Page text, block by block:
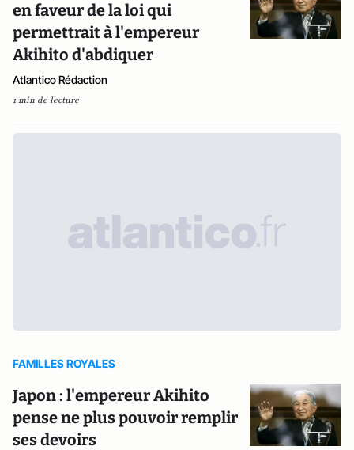
en faveur de la loi qui
permettrait à l'empereur
Akihito d'abdiquer
Atlantico Rédaction
1 min de lecture
FAMILLES ROYALES
Japon : l'empereur Akihito
pense ne plus pouvoir remplir
ses devoirs